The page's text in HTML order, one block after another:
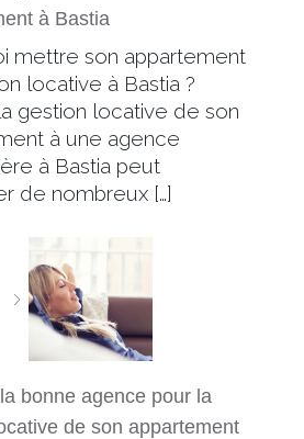
à Bastia
mettre son appartement
locative à Bastia ?
gestion locative de son
à une agence
à Bastia peut
de nombreux […]
bonne agence pour la
de son appartement